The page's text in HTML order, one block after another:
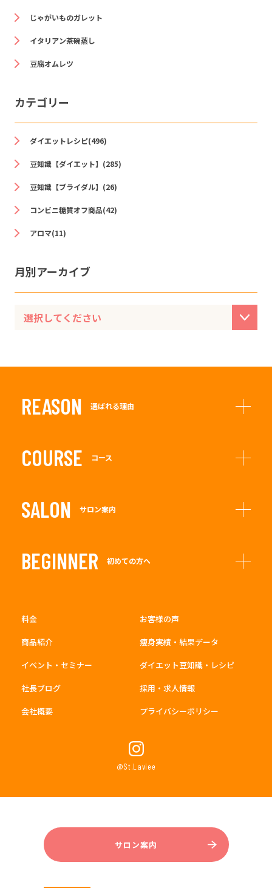
じゃがいものガレット
イタリアン茶碗蒸し
豆腐オムレツ
カテゴリー
ダイエットレシピ(496)
豆知識【ダイエット】(285)
豆知識【ブライダル】(26)
コンビニ糖質オフ商品(42)
アロマ(11)
月別アーカイブ
REASON 選ばれる理由
COURSE コース
SALON サロン案内
BEGINNER 初めての方へ
料金
お客様の声
商品紹介
痩身実績・結果データ
イベント・セミナー
ダイエット豆知識・レシピ
社長ブログ
採用・求人情報
会社概要
プライバシーポリシー
@St.Laviee
サロン案内